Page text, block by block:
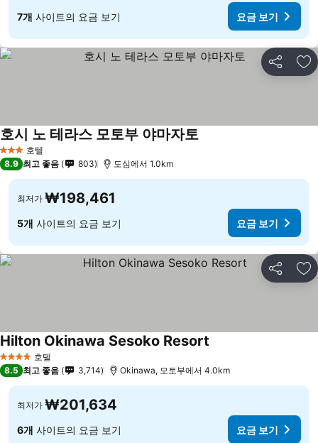
7개 사이트의 요금 보기 요금 보기
공유 즐
3 성급 호텔
호시 노 테라스 모토부 야마자토
8.9 최고 좋음 803 도심에서 1.0km
최저가 ₩198,461
5개 사이트의 요금 보기 요금 보기
공유 즐
4 성급 호텔
Hilton Okinawa Sesoko Resort
8.5 최고 좋음 3,714 Okinawa, 모토부에서 4.0km
최저가 ₩201,634
6개 사이트의 요금 보기 요금 보기